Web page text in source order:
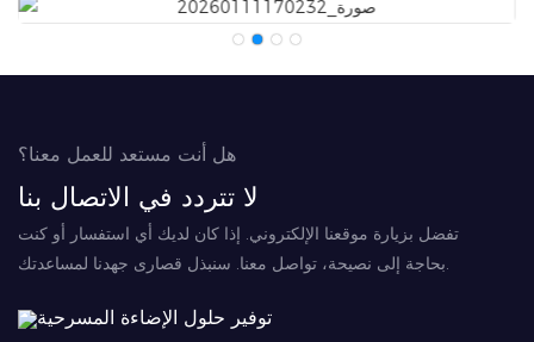
هل أنت مستعد للعمل معنا؟
لا تتردد في الاتصال بنا
تفضل بزيارة موقعنا الإلكتروني. إذا كان لديك أي استفسار أو كنت
بحاجة إلى نصيحة، تواصل معنا. سنبذل قصارى جهدنا لمساعدتك.
توفير حلول الإضاءة المسرحية